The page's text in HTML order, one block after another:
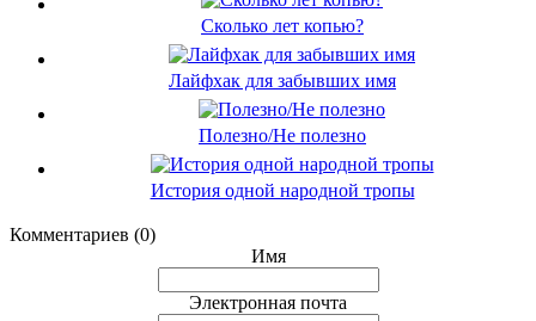
Сколько лет копью?
Лайфхак для забывших имя
Полезно/Не полезно
История одной народной тропы
Комментариев (0)
Имя
Электронная почта